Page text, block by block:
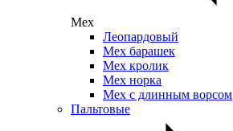
Мех
Леопардовый
Мех барашек
Мех кролик
Мех норка
Мех с длинным ворсом
Пальтовые